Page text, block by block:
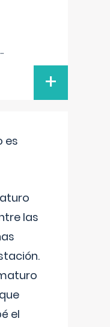
+
es
las
el